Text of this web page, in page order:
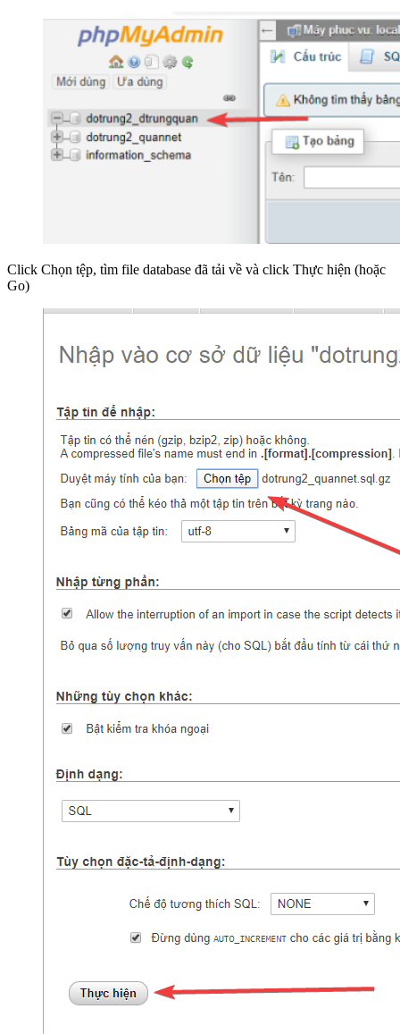
Click Chọn tệp, tìm file database đã tải về và click Thực hiện (hoặc
Go)